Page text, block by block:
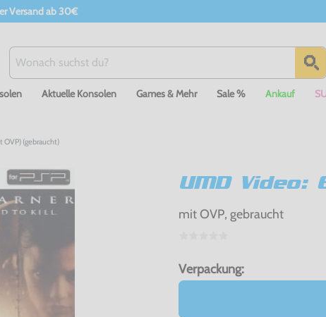
Versand ab 30€
Aktuelle Konsolen Games & Mehr Sale % Ankauf
OVP) (gebraucht)
UMD Video:
mit OVP, gebraucht
Verpackung: